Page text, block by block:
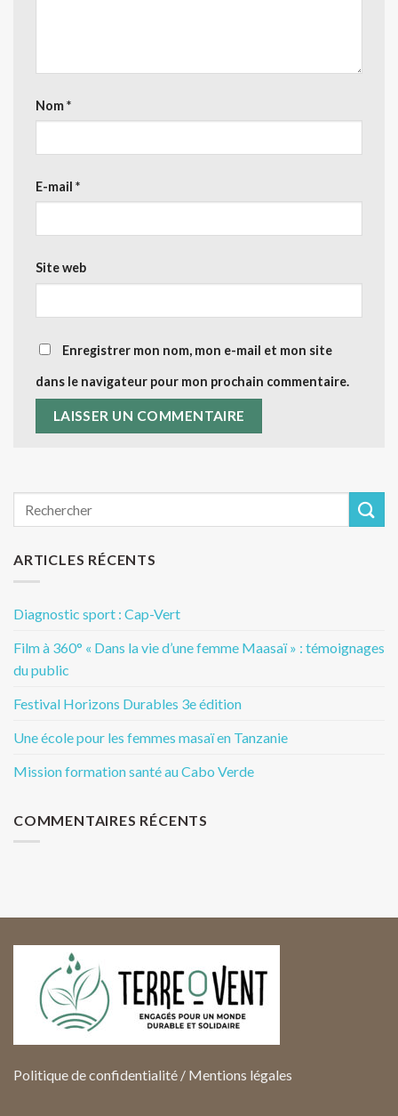
Nom*
E-mail *
Site web
Enregistrer mon nom, mon e-mail et mon site
dans le navigateur pour mon prochain commentaire.
ARTICLES RÉCENTS
Diagnostic sport : Cap-Vert
Film à 360° « Dans la vie d’une femme Maasaï » : témoignages
du public
Festival Horizons Durables 3e édition
Une école pour les femmes masaï en Tanzanie
Mission formation santé au Cabo Verde
COMMENTAIRES RÉCENTS
Politique de confidentialité / Mentions légales